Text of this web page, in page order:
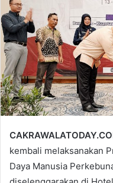
e
m
a
i
l
kembali melaksanakan
Daya Manusia